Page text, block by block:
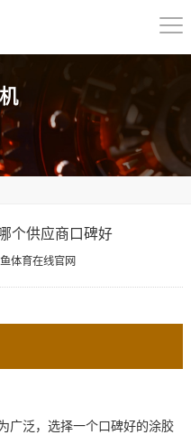
个供应商口碑好
体育在线官网
泛，选择一个口碑好的涂胶